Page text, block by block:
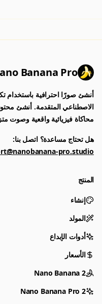
Banana Pro
أنشئ صورًا احترافية باستخدام
الاصطناعي المتقدمة. أنشئ
محاكاة فيزيائية واقعية وصوت
هل تحتاج مساعدة؟ اتصل بنا:
pro.studio
المنتج
إنشاء
المولد
أدوات الإبداع
الأسعار
Nano Banana 2
Nano Banana Pro 2